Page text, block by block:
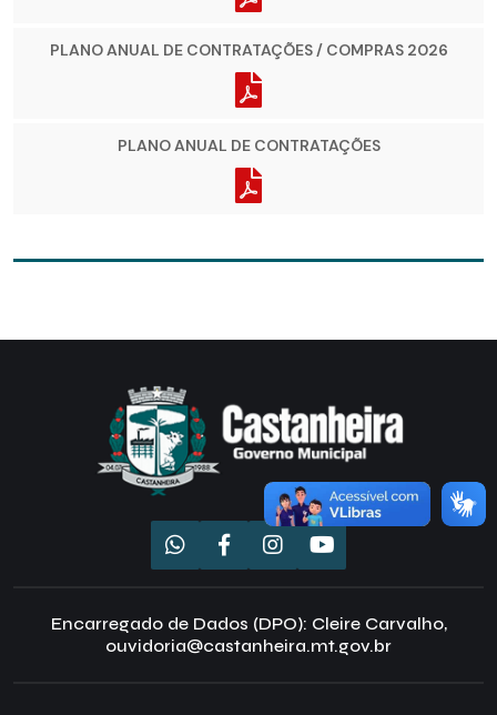
PLANO ANUAL DE CONTRATAÇÕES / COMPRAS 2026
PLANO ANUAL DE CONTRATAÇÕES
Encarregado de Dados (DPO): Cleire Carvalho,
ouvidoria@castanheira.mt.gov.br